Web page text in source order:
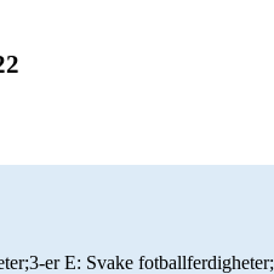
er E: Svake fotballferdigheter;